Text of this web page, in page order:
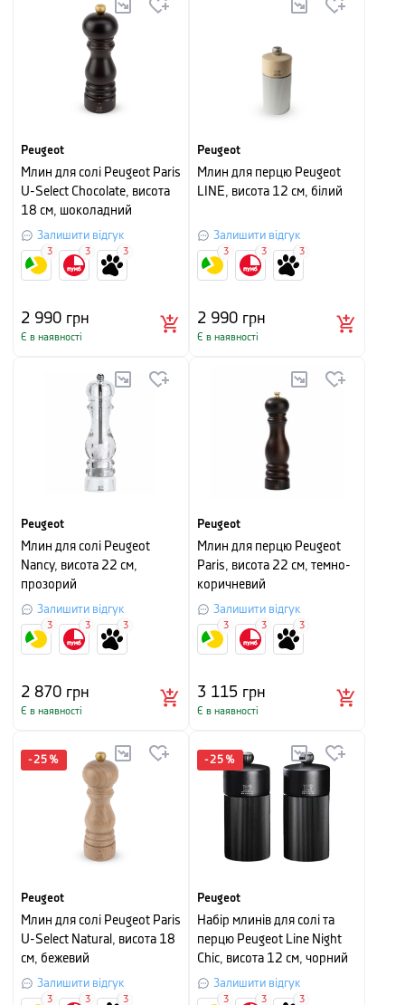
Peugeot
Млин для солі Peugeot Paris
U-Select Chocolate, висота
18 см, шоколадний
Залишити відгук
2 990 грн
Є в наявності
3 3 3
Peugeot
Млин для перцю Peugeot
LINE, висота 12 см, білий
Залишити відгук
2 990 грн
Є в наявності
3 3 3
Peugeot
Млин для солі Peugeot
Nancy, висота 22 см,
прозорий
Залишити відгук
2 870 грн
Є в наявності
3 3 3
Peugeot
Млин для перцю Peugeot
Paris, висота 22 см, темно-
коричневий
Залишити відгук
3 115 грн
Є в наявності
3 3 3
-25 %
Peugeot
Млин для солі Peugeot Paris
U-Select Natural, висота 18
см, бежевий
Залишити відгук
3 3 3
-25 %
Peugeot
Набір млинів для солі та
перцю Peugeot Line Night
Chic, висота 12 см, чорний
Залишити відгук
3 3 3